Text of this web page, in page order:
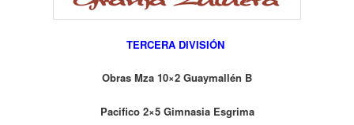
TERCERA DIVISIÓN
Obras Mza 10×2 Guaymallén B
Pacifico 2×5 Gimnasia Esgrima